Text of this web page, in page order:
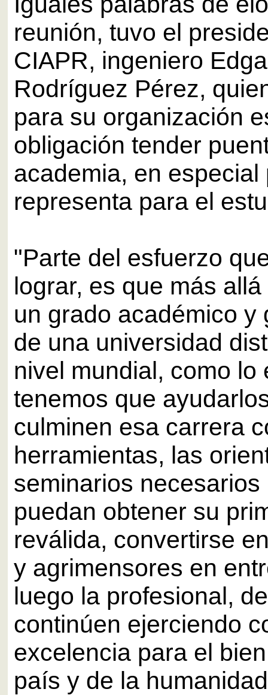
reunión, tuvo el
CIAPR, ingeniero
Rodríguez Pérez,
para su organización
obligación tender
academia, en especial
representa para el
"Parte del esfuerzo
lograr, es que más
un grado académico y
de una universidad
nivel mundial, como lo
tenemos que
culminen esa carrera
herramientas, las
seminarios necesarios
puedan obtener su
reválida, convertirse
y agrimensores en
luego la profesional,
continúen ejerciendo
excelencia para el
país y de la